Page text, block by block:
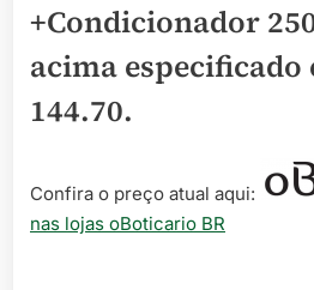
+Condicionador
acima especificado
144.70.
Confira o preço atual aqui:
nas lojas oBoticario BR